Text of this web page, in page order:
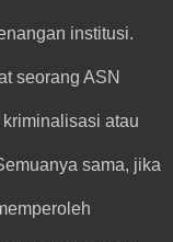
institusi.
seorang ASN
atau
sama, jika